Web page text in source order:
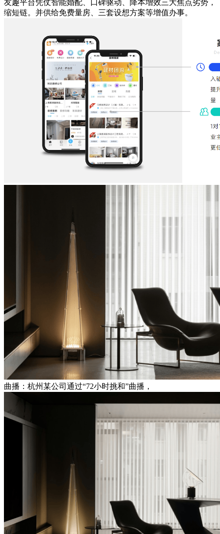
友趣平台凭仗智能婚配、口碑驱动、降本增效三大焦点劣势，
缩短链。并供给免费量房、三套设想方案等增值办事。
曲播：杭州某公司通过“72小时挑和”曲播，